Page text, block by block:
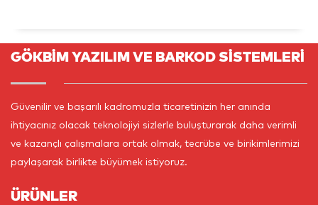
GÖKBİM YAZILIM VE BARKOD SİSTEMLERİ
Güvenilir ve başarılı kadromuzla ticaretinizin her anında
ihtiyacınız olacak teknolojiyi sizlerle buluşturarak daha verimli
ve kazançlı çalışmalara ortak olmak, tecrübe ve birikimlerimizi
paylaşarak birlikte büyümek istiyoruz.
ÜRÜNLER